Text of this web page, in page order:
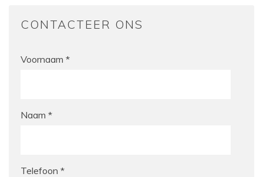
CONTACTEER ONS
Voornaam *
Naam *
Telefoon *